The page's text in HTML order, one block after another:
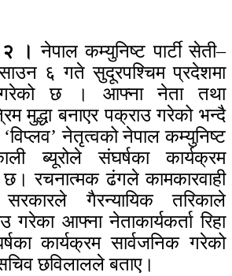
। नेपाल कम्युनिष्ट पार्टी सेती–
साउन ६ गते सुदूरपश्चिम प्रदेशमा
गरेको छ । आफ्ना नेता तथा
मुद्धा बनाएर पक्राउ गरेको भन्दै
नेतृत्वको नेपाल कम्युनिष्ट
ब्यूरोले संघर्षका कार्यक्रम
छ। रचनात्मक ढंगले कामकारवाही
गैरन्यायिक तरिकाले
गरेका आफ्ना नेताकार्यकर्ता रिहा
कार्यक्रम सार्वजनिक गरेको
छविलालले बताए।